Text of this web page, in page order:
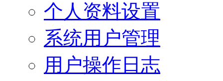
个人资料设置
系统用户管理
用户操作日志